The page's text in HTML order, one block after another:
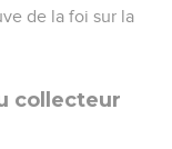
de la foi sur la
collecteur